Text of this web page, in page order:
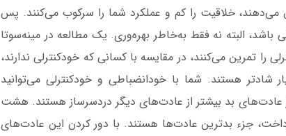
خلاقیت را کم و عملکرد شما را سرکوب می‌کنند. پس
البته نه فقط به‌خاطر بهره‌وری. یک مطالعه در مینه‌سوتا
را تمرین می‌کنند، در مقایسه با کسانی که خودکنترلی ندارند،
هستند. شما با خودانضباطی و خودکنترلی می‌توانید
بد بیشتر از عادت‌های دیگر دردسرساز هستند. هشت
جزء بدترین عادت‌ها هستند. با دور کردن این عادت‌های